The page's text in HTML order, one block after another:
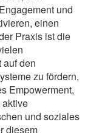
und
einen
Praxis ist die
auf den
zu fördern,
Empowerment,
und soziales
diesem